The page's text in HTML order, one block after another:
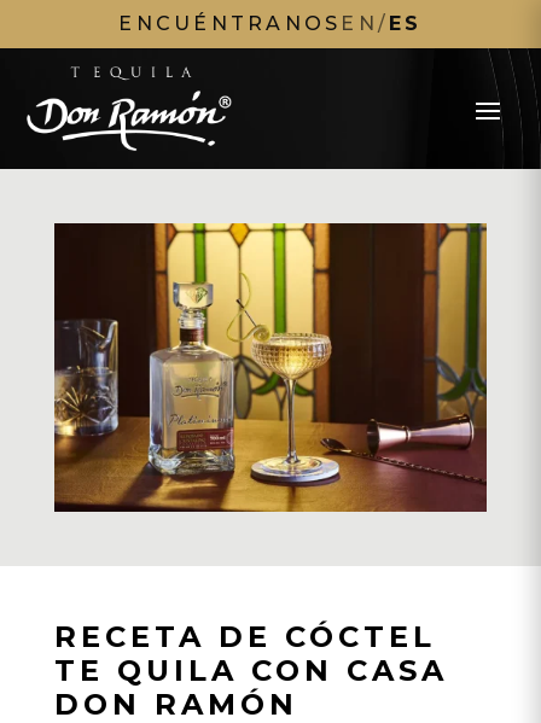
ENCUÉNTRANOS EN / ES
RECETA DE CÓCTEL
TE QUILA CON CASA
DON RAMÓN